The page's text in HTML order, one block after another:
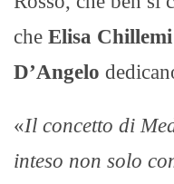
che Elisa
D’Angelo
«Il concetto di
inteso non solo